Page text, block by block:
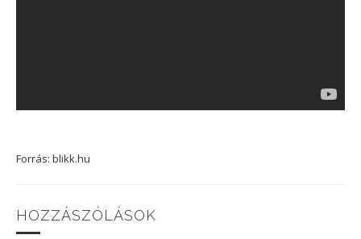
Forrás: blikk.hu
HOZZÁSZÓLÁSOK